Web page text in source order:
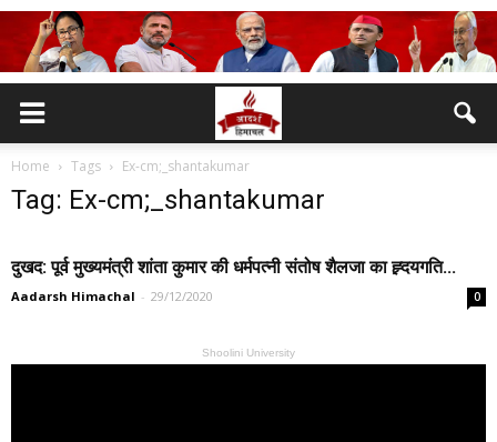
Home Tags Ex-cm;_shantakumar
Tag: Ex-cm;_shantakumar
दुखद: पूर्व मुख्यमंत्री शांता कुमार की धर्मपत्नी संतोष शैलजा का ह्र्दयगति...
Aadarsh Himachal - 29/12/2020 0
Shoolini University